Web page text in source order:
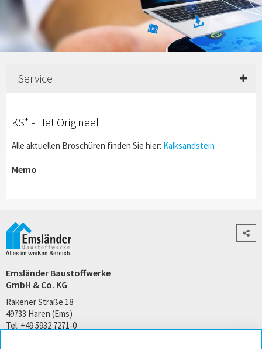
Service
KS* - Het Origineel
Alle aktuellen Broschüren finden Sie hier: Kalksandstein
Memo
Emsländer Baustoffwerke
GmbH & Co. KG
Rakener Straße 18
49733 Haren (Ems)
Tel. +49 5932 7271-0